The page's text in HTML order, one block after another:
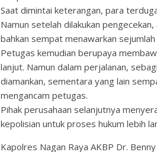
Saat dimintai keterangan, para
Namun setelah dilakukan
bahkan sempat menawarkan
Petugas kemudian berupaya
lanjut. Namun dalam perjalanan,
diamankan, sementara yang lain
mengancam petugas.
Pihak perusahaan selanjutnya
kepolisian untuk proses hukum lebih
Kapolres Nagan Raya AKBP Dr.